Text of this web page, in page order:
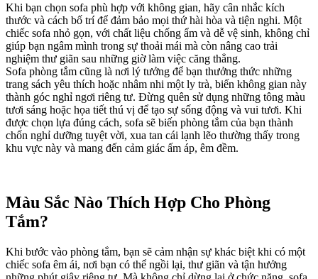
Khi bạn chọn sofa phù hợp với không gian, hãy cân nhắc kích
thước và cách bố trí để đảm bảo mọi thứ hài hòa và tiện nghi. Một
chiếc sofa nhỏ gọn, với chất liệu chống ẩm và dễ vệ sinh, không chỉ
giúp bạn ngâm mình trong sự thoải mái mà còn nâng cao trải
nghiệm thư giãn sau những giờ làm việc căng thẳng.
Sofa phòng tắm cũng là nơi lý tưởng để bạn thưởng thức những
trang sách yêu thích hoặc nhâm nhi một ly trà, biến không gian này
thành góc nghỉ ngơi riêng tư. Đừng quên sử dụng những tông màu
tươi sáng hoặc họa tiết thú vị để tạo sự sống động và vui tươi. Khi
được chọn lựa đúng cách, sofa sẽ biến phòng tắm của bạn thành
chốn nghỉ dưỡng tuyệt vời, xua tan cái lạnh lẽo thường thấy trong
khu vực này và mang đến cảm giác ấm áp, êm đềm.
Màu Sắc Nào Thích Hợp Cho Phòng
Tắm?
Khi bước vào phòng tắm, bạn sẽ cảm nhận sự khác biệt khi có một
chiếc sofa êm ái, nơi bạn có thể ngồi lại, thư giãn và tận hưởng